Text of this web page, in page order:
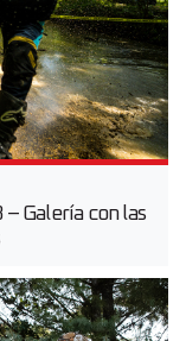
Galería con las